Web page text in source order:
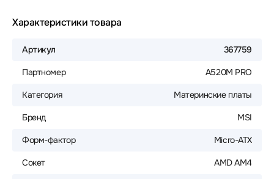
Характеристики товара
Артикул 367759
Партномер A520M PRO
Категория Материнские платы
Бренд MSI
Форм-фактор Micro-ATX
Сокет AMD AM4